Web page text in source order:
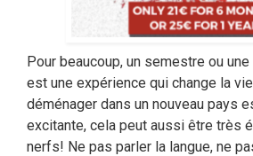
Pour beaucoup, un semestre ou une
est une expérience qui change la
déménager dans un nouveau pays
excitante, cela peut aussi être très
nerfs! Ne pas parler la langue, ne